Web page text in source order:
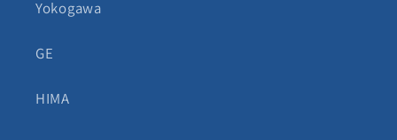
Yokogawa
GE
HIMA